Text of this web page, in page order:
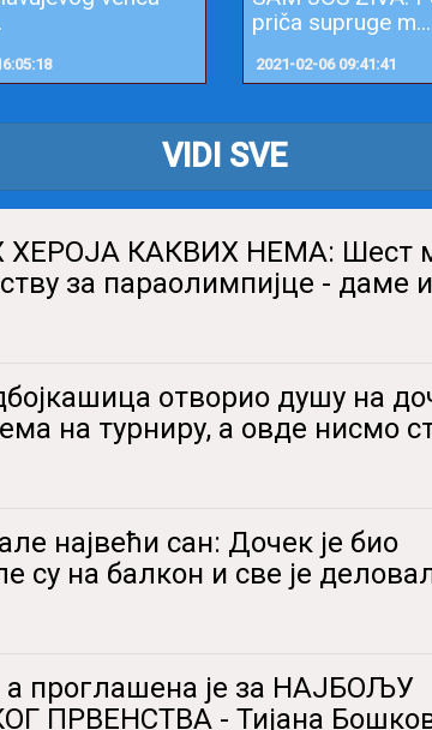
priča supruge m...
2021-02-06 09:41:41
VIDI SVE
ХЕРОЈА КАКВИХ НЕМА: Шест
за параолимпијце - даме и
отворио душу на
на турниру, а овде нисмо
највећи сан: Дочек је био
су на балкон и све је
а проглашена је за НАЈБОЉУ
ПРВЕНСТВА - Тијана